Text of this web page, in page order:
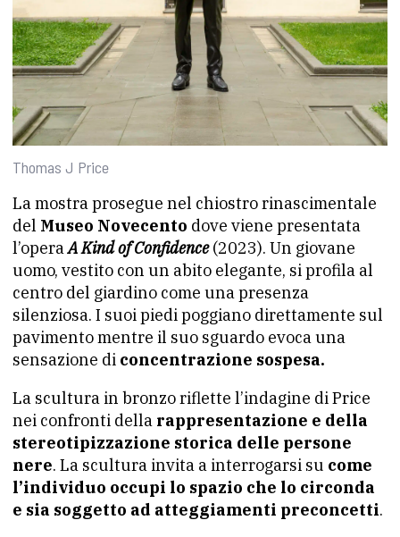
Thomas J Price
La mostra prosegue nel chiostro rinascimentale
del Museo Novecento dove viene presentata
l’operaA Kind of Confidence(2023). Un giovane
uomo, vestito con un abito elegante, si profila al
centro del giardino come una presenza
silenziosa. I suoi piedi poggiano direttamente sul
pavimento mentre il suo sguardo evoca una
sensazione di concentrazione sospesa.
La scultura in bronzo riflette l’indagine di Price
nei confronti della rappresentazione e della
stereotipizzazione storica delle persone
nere. La scultura invita a interrogarsi su come
l’individuo occupi lo spazio che lo circonda
e sia soggetto ad atteggiamenti preconcetti.